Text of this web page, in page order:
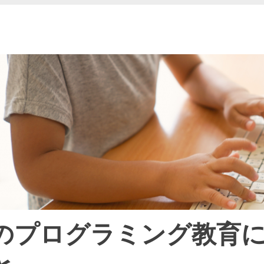
プログラミング教育